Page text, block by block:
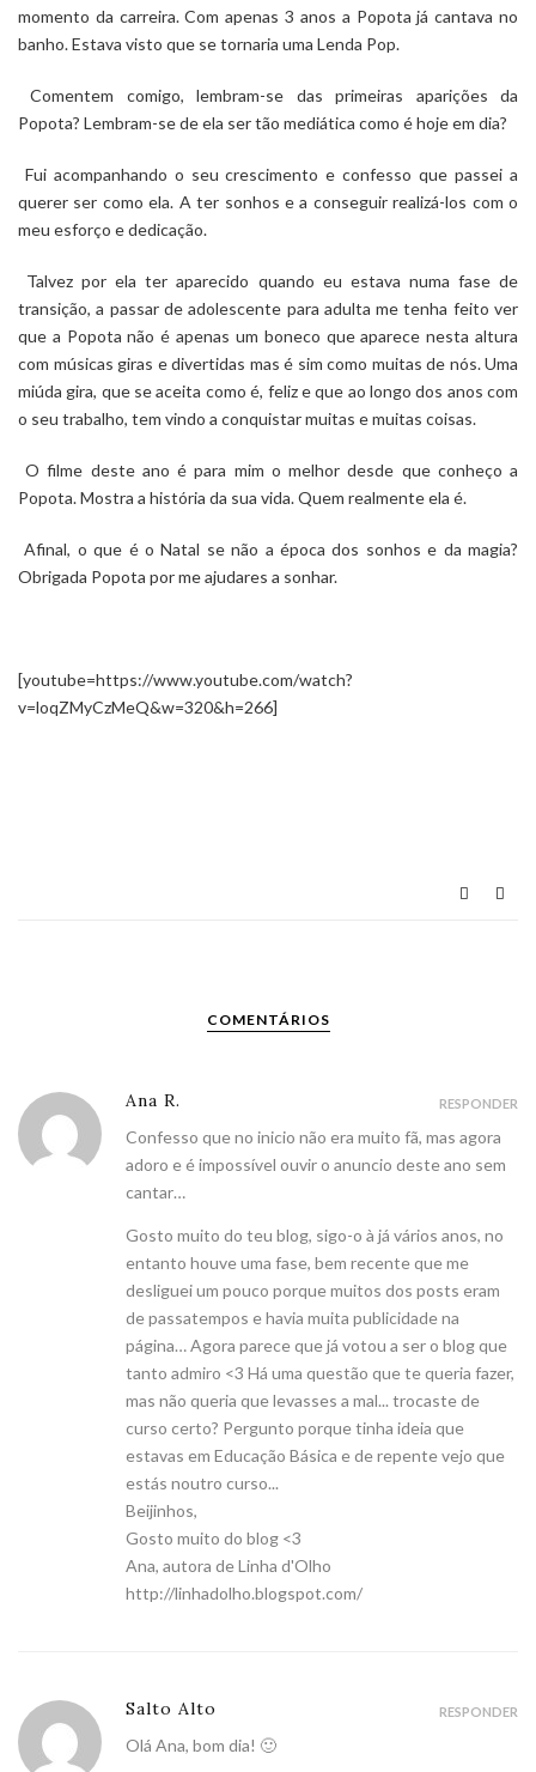
momento da carreira. Com apenas 3 anos a Popota já cantava no
banho. Estava visto que se tornaria uma Lenda Pop.
Comentem comigo, lembram-se das primeiras aparições da
Popota? Lembram-se de ela ser tão mediática como é hoje em dia?
Fui acompanhando o seu crescimento e confesso que passei a
querer ser como ela. A ter sonhos e a conseguir realizá-los com o
meu esforço e dedicação.
Talvez por ela ter aparecido quando eu estava numa fase de
transição, a passar de adolescente para adulta me tenha feito ver
que a Popota não é apenas um boneco que aparece nesta altura
com músicas giras e divertidas mas é sim como muitas de nós. Uma
miúda gira, que se aceita como é, feliz e que ao longo dos anos com
o seu trabalho, tem vindo a conquistar muitas e muitas coisas.
O filme deste ano é para mim o melhor desde que conheço a
Popota. Mostra a história da sua vida. Quem realmente ela é.
Afinal, o que é o Natal se não a época dos sonhos e da magia?
Obrigada Popota por me ajudares a sonhar.
[youtube=https://www.youtube.com/watch?
v=loqZMyCzMeQ&w=320&h=266]
COMENTÁRIOS
Ana R.
Confesso que no inicio não era muito fã, mas agora
adoro e é impossível ouvir o anuncio deste ano sem
cantar…
Gosto muito do teu blog, sigo-o à já vários anos, no
entanto houve uma fase, bem recente que me
desliguei um pouco porque muitos dos posts eram
de passatempos e havia muita publicidade na
página… Agora parece que já votou a ser o blog que
tanto admiro <3 Há uma questão que te queria fazer,
mas não queria que levasses a mal... trocaste de
curso certo? Pergunto porque tinha ideia que
estavas em Educação Básica e de repente vejo que
estás noutro curso...
Beijinhos,
Gosto muito do blog <3
Ana, autora de Linha d'Olho
http://linhadolho.blogspot.com/
RESPONDER
Salto Alto
Olá Ana, bom dia! 🙂
RESPONDER